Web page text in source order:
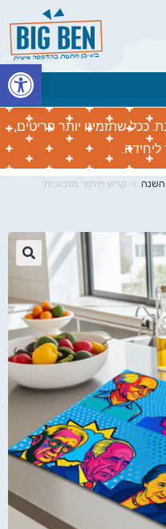
שתזמינו יותר פריטים,
> קרש חיתוך מזכוכית